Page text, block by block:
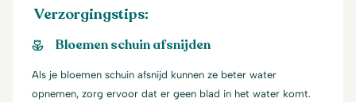
Verzorgingstips:
Bloemen schuin afsnijden
Als je bloemen schuin afsnijd kunnen ze beter water
opnemen, zorg ervoor dat er geen blad in het water komt.